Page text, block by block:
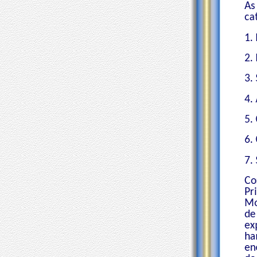
1.
2.
3.
4.
5.
6.
7.